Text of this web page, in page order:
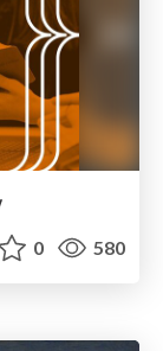
0 580